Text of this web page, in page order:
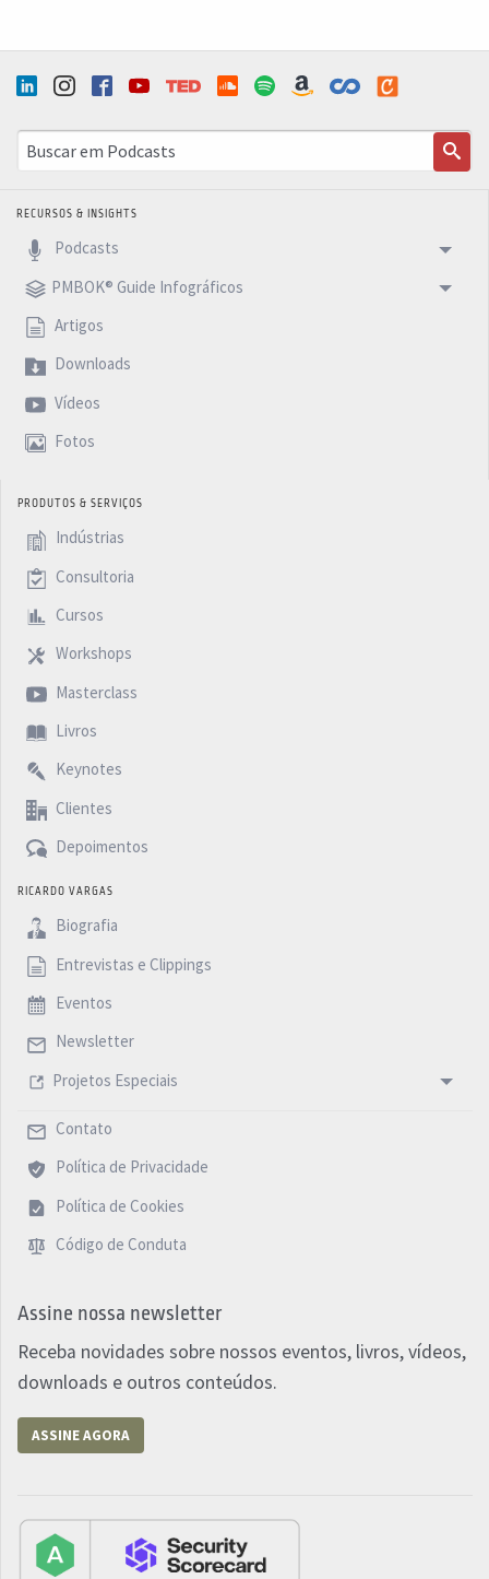
RECURSOS & INSIGHTS
Podcasts
PMBOK® Guide Infográficos
Artigos
Downloads
Vídeos
Fotos
PRODUTOS & SERVIÇOS
Indústrias
Consultoria
Cursos
Workshops
Masterclass
Livros
Keynotes
Clientes
Depoimentos
RICARDO VARGAS
Biografia
Entrevistas e Clippings
Eventos
Newsletter
Projetos Especiais
Contato
Política de Privacidade
Política de Cookies
Código de Conduta
Assine nossa newsletter
Receba novidades sobre nossos eventos, livros, vídeos,
downloads e outros conteúdos.
ASSINE AGORA